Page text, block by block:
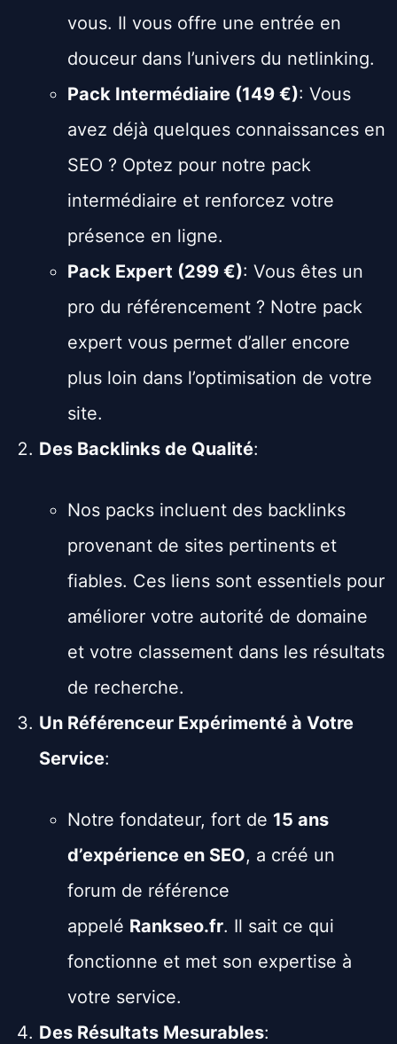
vous. Il vous offre une entrée en
douceur dans l’univers du netlinking.
Pack Intermédiaire (149 €): Vous
avez déjà quelques connaissances en
SEO ? Optez pour notre pack
intermédiaire et renforcez votre
présence en ligne.
Pack Expert (299 €): Vous êtes un
pro du référencement ? Notre pack
expert vous permet d’aller encore
plus loin dans l’optimisation de votre
site.
Des Backlinks de Qualité:
Nos packs incluent des backlinks
provenant de sites pertinents et
fiables. Ces liens sont essentiels pour
améliorer votre autorité de domaine
et votre classement dans les résultats
de recherche.
Un Référenceur Expérimenté à Votre
Service:
Notre fondateur, fort de 15 ans
d’expérience en SEO, a créé un
forum de référence
appelé Rankseo.fr. Il sait ce qui
fonctionne et met son expertise à
votre service.
Des Résultats Mesurables: